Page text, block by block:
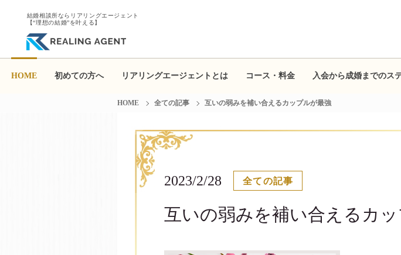
結婚相談所ならリアリングエージェント
【“理想の結婚”を叶える】
HOME 初めての方へ リアリングエージェントとは コース・料金 入会から成婚までのス
HOME 全ての記事 互いの弱みを補い合えるカップルが最強
2023/2/28 全ての記事
互いの弱みを補い合えるカ